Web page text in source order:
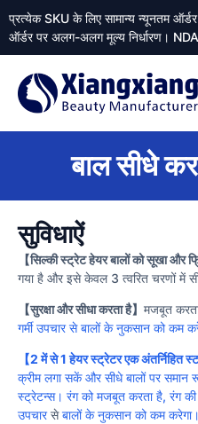
प्रत्येक SKU के लिए सामान्य न्यूनतम
ऑर्डर पर अलग-अलग मूल्य निर्धारण।
बाल सीधे
सुविधाऐं
【सिल्की स्ट्रेट हेयर बालों को सूखा और
गया है और इसे केवल 3 त्वरित चरणों में
【सुरक्षा और सीधा करता है】 मजबूत
गर्मी उपचार से बालों के नुकसान को कम
【2 में से 1 हेयर स्ट्रेटर एक अंतर्निहित
क्रीम लगा सकें और सीधे बालों पर
स्ट्रेटन्स। रंग को मजबूत करता है, रंग की
उपचारसेबालों के नुकसान को कम